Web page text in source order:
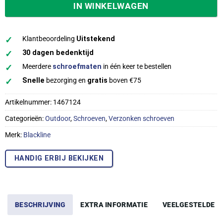
IN WINKELWAGEN
✓ Klantbeoordeling Uitstekend
✓ 30 dagen bedenktijd
✓ Meerdere schroefmaten in één keer te bestellen
✓ Snelle bezorging en gratis boven €75
Artikelnummer: 1467124
Categorieën:Outdoor,Schroeven,Verzonken schroeven
Merk: Blackline
HANDIG ERBIJ BEKIJKEN
BESCHRIJVING EXTRA INFORMATIE VEELGESTELDE